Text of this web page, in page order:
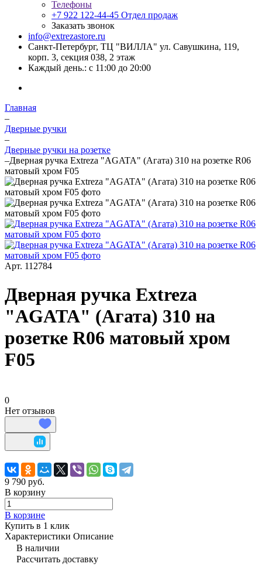
Телефоны
+7 922 122-44-45 Отдел продаж
Заказать звонок
info@extrezastore.ru
Санкт-Петербург, ТЦ "ВИЛЛА" ул. Савушкина, 119,
корп. 3, секция 038, 2 этаж
Каждый день.: с 11:00 до 20:00
Главная
–
Дверные ручки
–
Дверные ручки на розетке
–Дверная ручка Extreza "AGATA" (Агата) 310 на розетке R06
матовый хром F05
Арт. 112784
Дверная ручка Extreza
"AGATA" (Агата) 310 на
розетке R06 матовый хром
F05
0
Нет отзывов
9 790 руб.
В корзину
В корзине
Купить в 1 клик
Характеристики Описание
В наличии
Рассчитать доставку